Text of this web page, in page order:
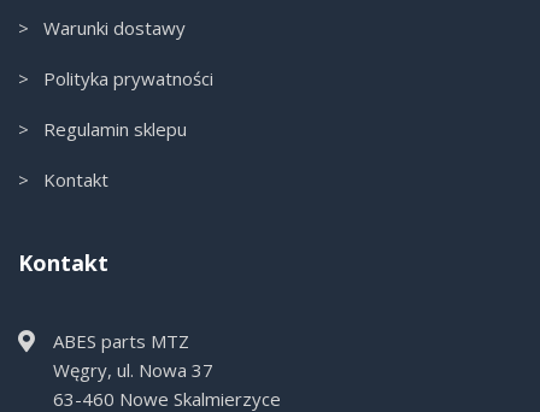
> Warunki dostawy
> Polityka prywatności
> Regulamin sklepu
> Kontakt
Kontakt
ABES parts MTZ
Węgry, ul. Nowa 37
63-460 Nowe Skalmierzyce